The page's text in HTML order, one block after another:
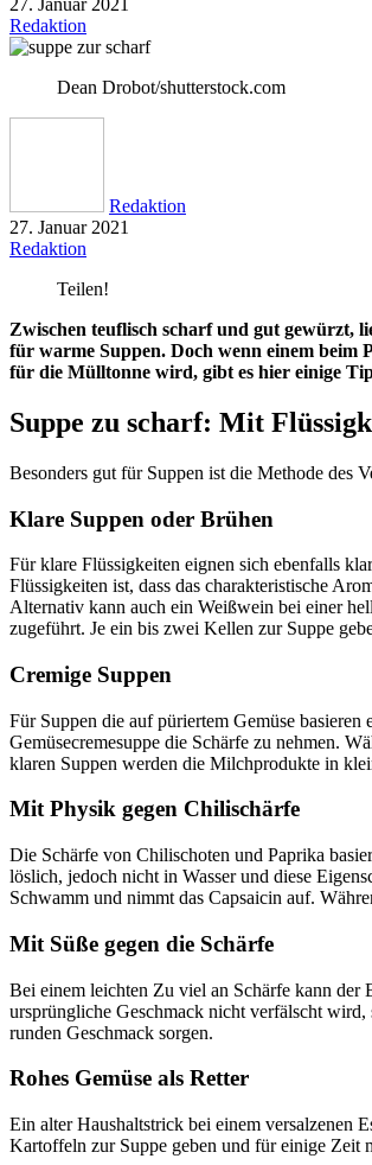
27. Januar 2021
Redaktion
Dean Drobot/shutterstock.com
Redaktion
27. Januar 2021
Redaktion
Teilen!
Zwischen teuflisch scharf und gut gewürzt,
für warme Suppen. Doch wenn einem beim
für die Mülltonne wird, gibt es hier einige
Suppe zu scharf: Mit
Besonders gut für Suppen ist die Methode des
Klare Suppen oder Brühen
Für klare Flüssigkeiten eignen sich ebenfalls
Flüssigkeiten ist, dass das charakteristische
Alternativ kann auch ein Weißwein bei einer
zugeführt. Je ein bis zwei Kellen zur Suppe
Cremige Suppen
Für Suppen die auf püriertem Gemüse
Gemüsecremesuppe die Schärfe zu nehmen.
klaren Suppen werden die Milchprodukte in
Mit Physik gegen Chilischärfe
Die Schärfe von Chilischoten und Paprika
löslich, jedoch nicht in Wasser und diese
Schwamm und nimmt das Capsaicin auf.
Mit Süße gegen die Schärfe
Bei einem leichten Zu viel an Schärfe kann
ursprüngliche Geschmack nicht verfälscht
runden Geschmack sorgen.
Rohes Gemüse als Retter
Ein alter Haushaltstrick bei einem versalzenen
Kartoffeln zur Suppe geben und für einige Zeit